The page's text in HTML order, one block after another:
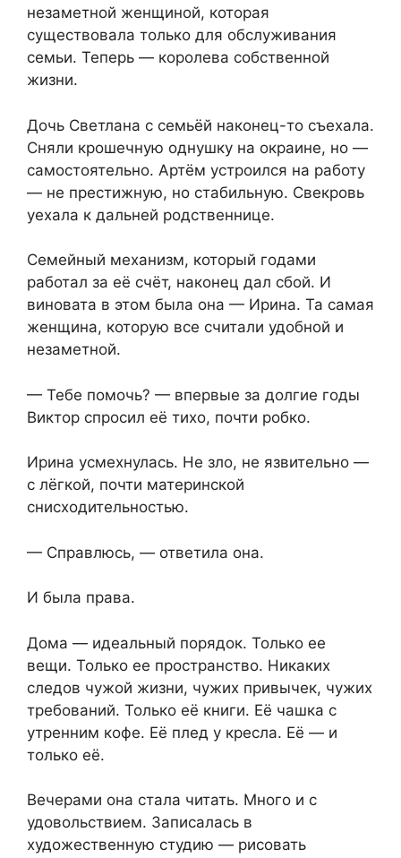
незаметной женщиной, которая
существовала только для обслуживания
семьи. Теперь — королева собственной
жизни.
Дочь Светлана с семьёй наконец-то съехала.
Сняли крошечную однушку на окраине, но —
самостоятельно. Артём устроился на работу
— не престижную, но стабильную. Свекровь
уехала к дальней родственнице.
Семейный механизм, который годами
работал за её счёт, наконец дал сбой. И
виновата в этом была она — Ирина. Та самая
женщина, которую все считали удобной и
незаметной.
— Тебе помочь? — впервые за долгие годы
Виктор спросил её тихо, почти робко.
Ирина усмехнулась. Не зло, не язвительно —
с лёгкой, почти материнской
снисходительностью.
— Справлюсь, — ответила она.
И была права.
Дома — идеальный порядок. Только ее
вещи. Только ее пространство. Никаких
следов чужой жизни, чужих привычек, чужих
требований. Только её книги. Её чашка с
утренним кофе. Её плед у кресла. Её — и
только её.
Вечерами она стала читать. Много и с
удовольствием. Записалась в
художественную студию — рисовать